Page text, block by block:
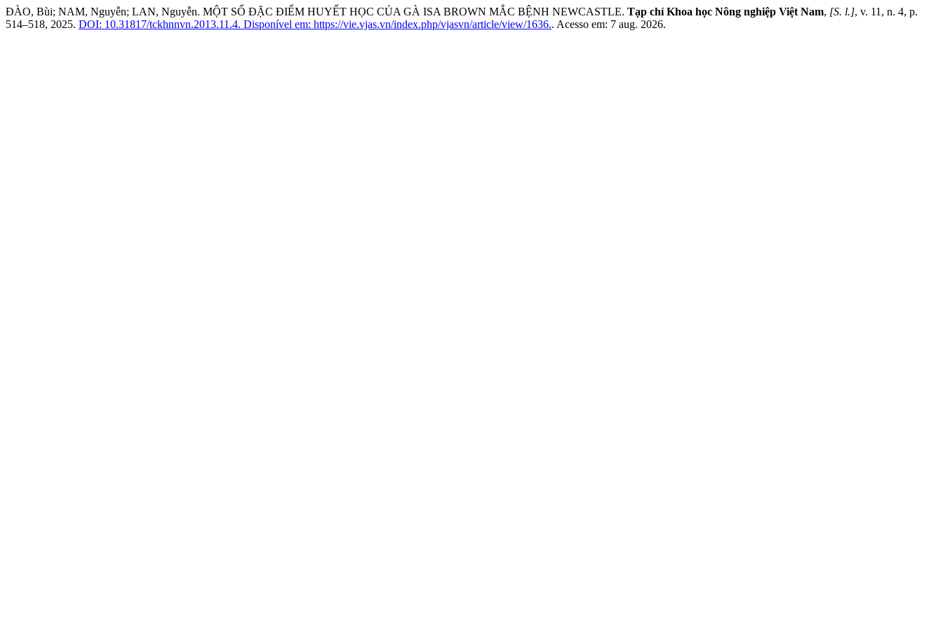
ĐÀO, Bùi; NAM, Nguyễn; LAN, Nguyễn. MỘT SỐ ĐẶC ĐIỂM HUYẾT HỌC CỦA GÀ ISA BROWN MẮC BỆNH NEWCASTLE. Tạp chí Khoa học Nông nghiệp Việt Nam, [S. l.], v. 11, n. 4, p.
514–518, 2025. DOI: 10.31817/tckhnnvn.2013.11.4. Disponível em: https://vie.vjas.vn/index.php/vjasvn/article/view/1636.. Acesso em: 7 aug. 2026.